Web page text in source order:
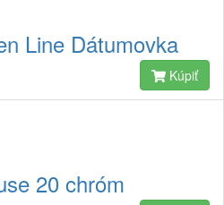
Line Dátumovka
Kúpiť
20 chróm